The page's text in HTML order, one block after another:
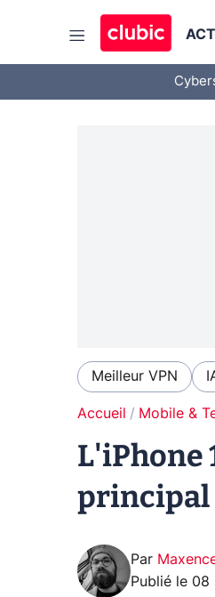
Meilleur VPN
Accueil Mobile &
L'iPhone
principal
Par
Publié le 08